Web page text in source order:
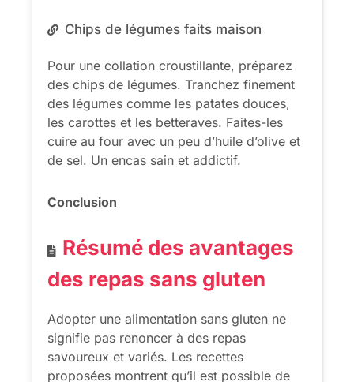
Chips de légumes faits maison
Pour une collation croustillante, préparez
des chips de légumes. Tranchez finement
des légumes comme les patates douces,
les carottes et les betteraves. Faites-les
cuire au four avec un peu d’huile d’olive et
de sel. Un encas sain et addictif.
Conclusion
Résumé des avantages
des repas sans gluten
Adopter une alimentation sans gluten ne
signifie pas renoncer à des repas
savoureux et variés. Les recettes
proposées montrent qu’il est possible de